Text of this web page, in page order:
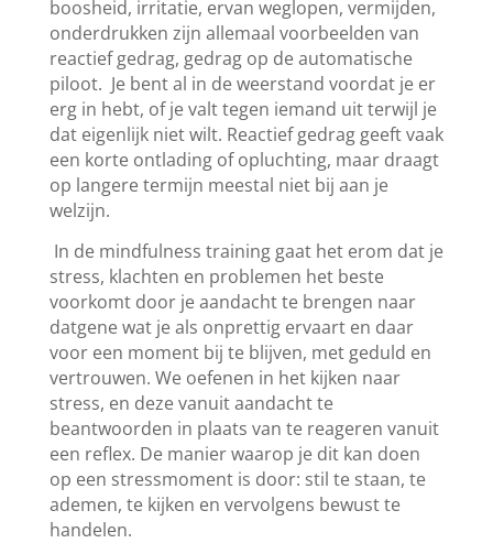
boosheid, irritatie, ervan weglopen, vermijden,
onderdrukken zijn allemaal voorbeelden van
reactief gedrag, gedrag op de automatische
piloot. Je bent al in de weerstand voordat je er
erg in hebt, of je valt tegen iemand uit terwijl je
dat eigenlijk niet wilt. Reactief gedrag geeft vaak
een korte ontlading of opluchting, maar draagt
op langere termijn meestal niet bij aan je
welzijn.
In de mindfulness training gaat het erom dat je
stress, klachten en problemen het beste
voorkomt door je aandacht te brengen naar
datgene wat je als onprettig ervaart en daar
voor een moment bij te blijven, met geduld en
vertrouwen. We oefenen in het kijken naar
stress, en deze vanuit aandacht te
beantwoorden in plaats van te reageren vanuit
een reflex. De manier waarop je dit kan doen
op een stressmoment is door: stil te staan, te
ademen, te kijken en vervolgens bewust te
handelen.